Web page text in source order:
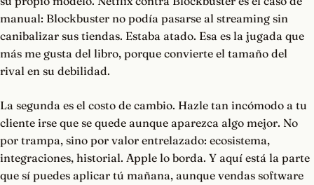
manual: Blockbuster no podía pasarse al streaming sin
canibalizar sus tiendas. Estaba atado. Esa es la jugada que
más me gusta del libro, porque convierte el tamaño del
rival en su debilidad.
La segunda es el costo de cambio. Hazle tan incómodo a tu
cliente irse que se quede aunque aparezca algo mejor. No
por trampa, sino por valor entrelazado: ecosistema,
integraciones, historial. Apple lo borda. Y aquí está la parte
que sí puedes aplicar tú mañana, aunque vendas software